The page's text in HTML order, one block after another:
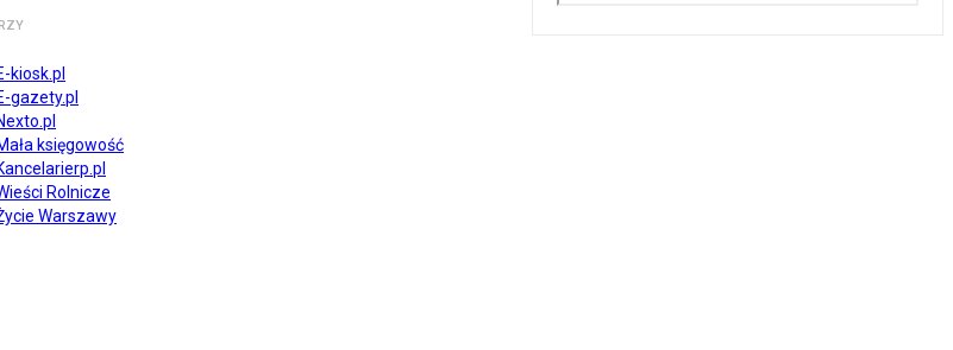
kiosk.pl
gazety.pl
księgowość
Rolnicze
Warszawy